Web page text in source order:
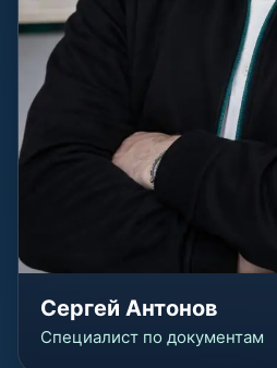
Сергей Антонов
Специалист по документам